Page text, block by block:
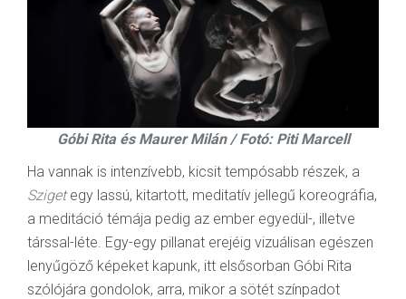
Góbi Rita és Maurer Milán / Fotó: Piti Marcell
Ha vannak is intenzívebb, kicsit tempósabb részek, a
Szigetegy lassú, kitartott, meditatív jellegű koreográfia,
a meditáció témája pedig az ember egyedül-, illetve
társsal-léte. Egy-egy pillanat erejéig vizuálisan egészen
lenyűgöző képeket kapunk, itt elsősorban Góbi Rita
szólójára gondolok, arra, mikor a sötét színpadot